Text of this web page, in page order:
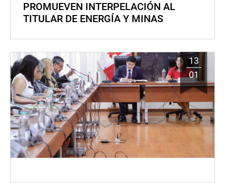
PROMUEVEN INTERPELACIÓN AL
TITULAR DE ENERGÍA Y MINAS
13
01